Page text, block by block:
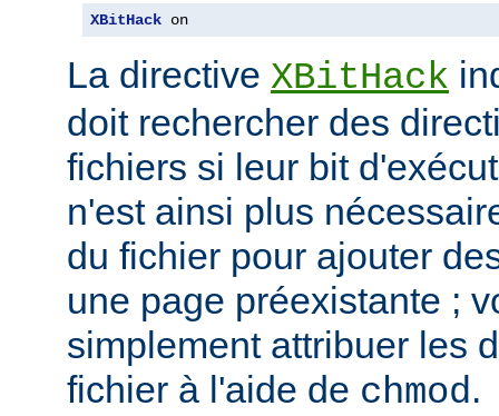
XBitHack on
La directive XBitHack
doit rechercher des
fichiers si leur bit
n'est ainsi plus
du fichier pour ajouter
une page préexistante ;
simplement attribuer les
fichier à l'aide de chmod.